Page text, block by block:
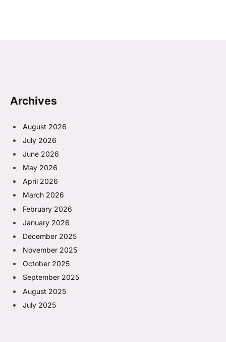
Archives
August 2026
July 2026
June 2026
May 2026
April 2026
March 2026
February 2026
January 2026
December 2025
November 2025
October 2025
September 2025
August 2025
July 2025